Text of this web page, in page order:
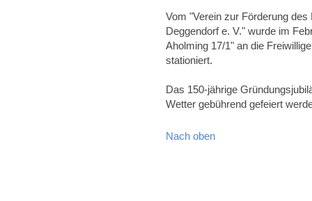
Vom "Verein zur Förderung
Deggendorf e. V." wurde im
Aholming 17/1" an die
stationiert.
Das 150-jährige
Wetter gebührend gefeiert
Nach oben